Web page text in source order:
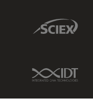
Sciex Link
IDT Link